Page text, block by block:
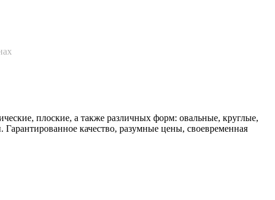
плоские, а также различных форм: овальные, круглые,
качество, разумные цены, своевременная